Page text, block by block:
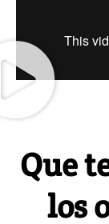
Que
los